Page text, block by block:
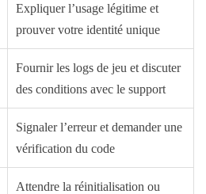
Expliquer l’usage légitime et
prouver votre identité unique
Fournir les logs de jeu et discuter
des conditions avec le support
Signaler l’erreur et demander une
vérification du code
Attendre la réinitialisation ou